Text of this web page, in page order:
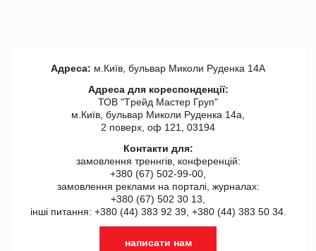
Адреса: м.Київ, бульвар Миколи Руденка 14А
Адреса для кореспонденції:
ТОВ "Tрейд Мастер Груп"
м.Київ, бульвар Миколи Руденка 14а,
2 поверх, оф 121, 03194
Контакти для:
замовлення треннгів, конференцій:
+380 (67) 502-99-00,
замовлення реклами на порталі, журналах:
+380 (67) 502 30 13,
інші питання: +380 (44) 383 92 39, +380 (44) 383 50 34.
написати нам